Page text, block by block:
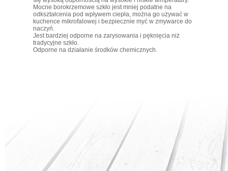
Mocne borokrzemowe szkło jest mniej podatne na
odkształcenia pod wpływem ciepła, można go używać w
kuchence mikrofalowej i bezpiecznie myć w zmywarce do
naczyń.
Jest bardziej odporne na zarysowania i pęknięcia niż
tradycyjne szkło.
Odporne na działanie środków chemicznych.